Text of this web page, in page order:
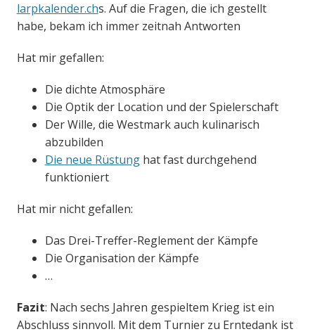
larpkalender.chs. Auf die Fragen, die ich gestellt
habe, bekam ich immer zeitnah Antworten
Hat mir gefallen:
Die dichte Atmosphäre
Die Optik der Location und der Spielerschaft
Der Wille, die Westmark auch kulinarisch
abzubilden
Die neue Rüstunghat fast durchgehend
funktioniert
Hat mir nicht gefallen:
Das Drei-Treffer-Reglement der Kämpfe
Die Organisation der Kämpfe
…
Fazit: Nach sechs Jahren gespieltem Krieg ist ein
Abschluss sinnvoll. Mit dem Turnier zu Erntedank ist